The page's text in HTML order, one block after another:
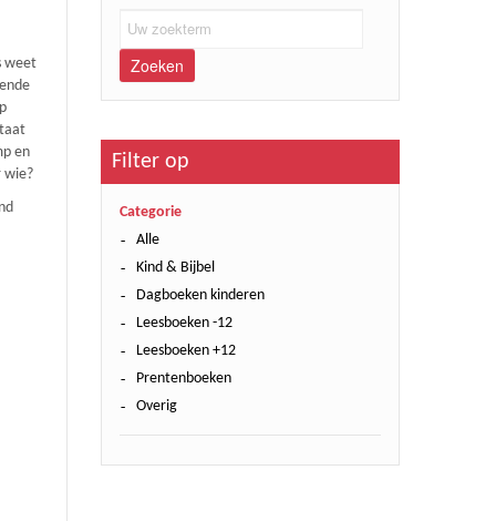
weet
en
wie?
Zoeken
Filter op
Categorie
Alle
Kind & Bijbel
Dagboeken kinderen
Leesboeken -12
Leesboeken +12
Prentenboeken
Overig